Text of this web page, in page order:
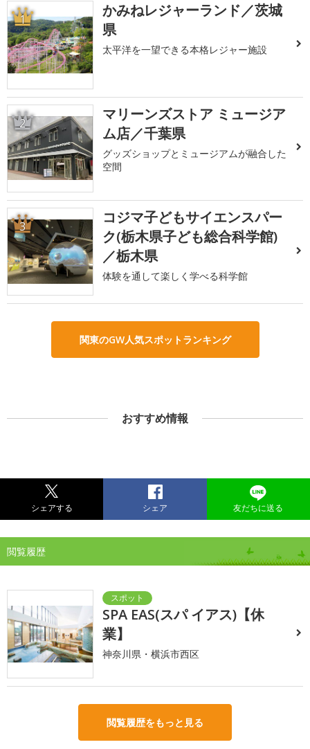
1
かみねレジャーランド／茨城
県
太平洋を一望できる本格レジャー施設
2
マリーンズストア ミュージア
ム店／千葉県
グッズショップとミュージアムが融合した
空間
3
コジマ子どもサイエンスパー
ク(栃木県子ども総合科学館)
／栃木県
体験を通して楽しく学べる科学館
関東のGW人気スポットランキング
おすすめ情報
シェアする シェア 友だちに送る
閲覧履歴
SPA EAS(スパ イアス)【休
業】
神奈川県・横浜市西区
閲覧履歴をもっと見る